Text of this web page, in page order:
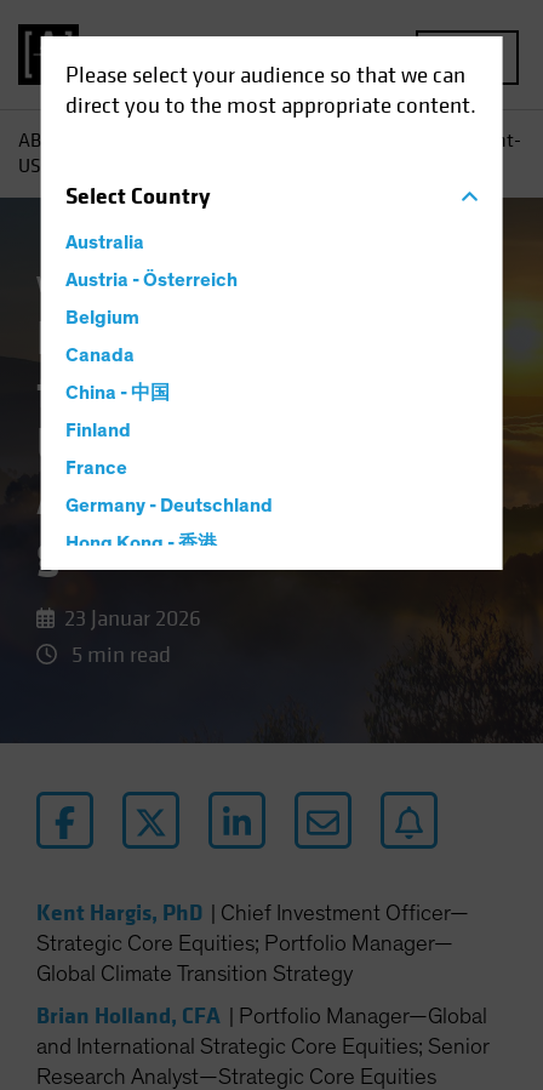
Please select your audience so that we can
direct you to the most appropriate content.
SelectCountry
Australia
Austria - Österreich
Belgium
Canada
China - 中国
Finland
France
Germany - Deutschland
Hong Kong - 香港
Iceland
Italy - Italia
Netherlands
New Zealand
Other Asia-Pacific
Poland
South Korea - 대한민국
AB
Hoffnungsschimmer für Nicht-
US-Aktien Überdenken der Allokation in globalen Aktien
Volatilität Aktien Blog
Hoffnungsschimmer
für Nicht-US-Aktien
Überdenken der
Allokation in
globalen Aktien
23 Januar 2026
5 min read
Kent Hargis, PhD
Chief Investment Officer—
Strategic Core Equities; Portfolio Manager—
Global Climate Transition Strategy
Brian Holland, CFA
Portfolio Manager—Global
and International Strategic Core Equities; Senior
Research Analyst—Strategic Core Equities